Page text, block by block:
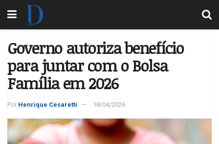
Governo autoriza benefício
para juntar com o Bolsa
Família em 2026
Por Henrique Cesaretti 18/04/2026